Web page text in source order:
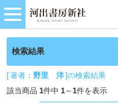
検索結果
[ 著者： 野里 洋]の検索結果
該当商品 1件中 1～ 1件を表示